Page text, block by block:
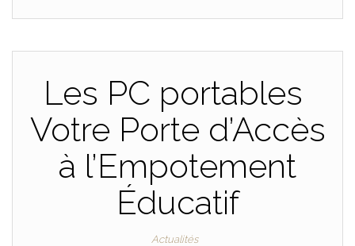
Les PC portables
Votre Porte d’Accès
à l’Empotement
Éducatif
Actualités